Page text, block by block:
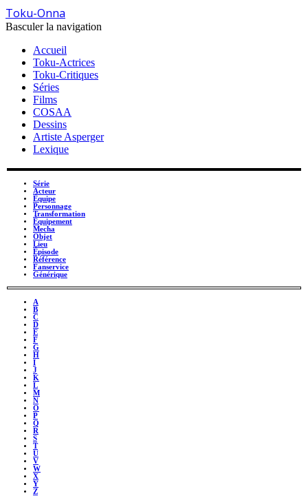
Toku-Onna
Basculer la navigation
Accueil
Toku-Actrices
Toku-Critiques
Séries
Films
COSAA
Dessins
Artiste Asperger
Lexique
Série
Acteur
Équipe
Personnage
Transformation
Équipement
Mecha
Objet
Lieu
Épisode
Référence
Fanservice
Générique
A
B
C
D
E
F
G
H
I
J
K
L
M
N
O
P
Q
R
S
T
U
V
W
X
Y
Z